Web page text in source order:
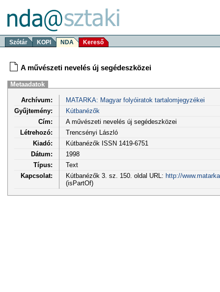
Szótár KOPI NDA Kereső
A művészeti nevelés új segédeszközei
Metaadatok
Archívum:
MATARKA: Magyar folyóiratok tartalomjegyzékei
Gyűjtemény:
Kútbanézők
Cím:
A művészeti nevelés új segédeszközei
Létrehozó:
Trencsényi László
Kiadó:
Kútbanézők ISSN 1419-6751
Dátum:
1998
Típus:
Text
Kapcsolat:
Kútbanézők 3. sz. 150. oldal URL: http://
(isPartOf)